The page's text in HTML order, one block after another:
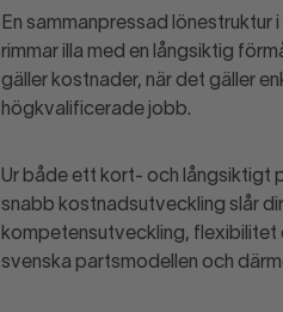
En sammanpressad
rimmar illa med en långsiktig
gäller kostnader, när det gäller
högkvalificerade jobb.
Ur både ett kort- och långsiktigt
snabb kostnadsutveckling slår
kompetensutveckling, flexibilitet
svenska partsmodellen och